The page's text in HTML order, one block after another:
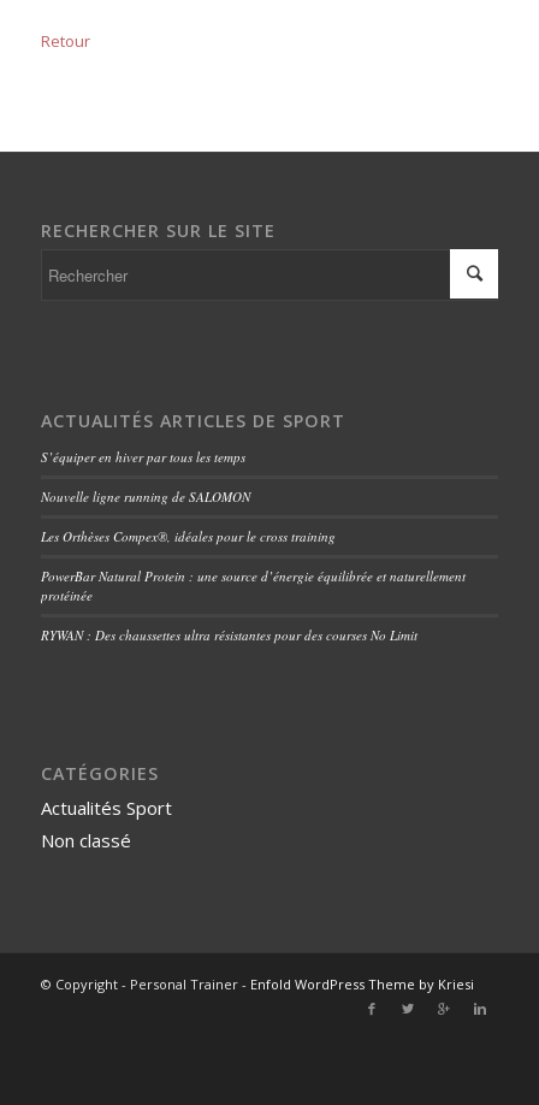
Retour
RECHERCHER SUR LE SITE
ACTUALITÉS ARTICLES DE SPORT
S’équiper en hiver par tous les temps
Nouvelle ligne running de SALOMON
Les Orthèses Compex®, idéales pour le cross training
PowerBar Natural Protein : une source d’énergie équilibrée et naturellement
protéinée
RYWAN : Des chaussettes ultra résistantes pour des courses No Limit
CATÉGORIES
Actualités Sport
Non classé
© Copyright - Personal Trainer - Enfold WordPress Theme by Kriesi